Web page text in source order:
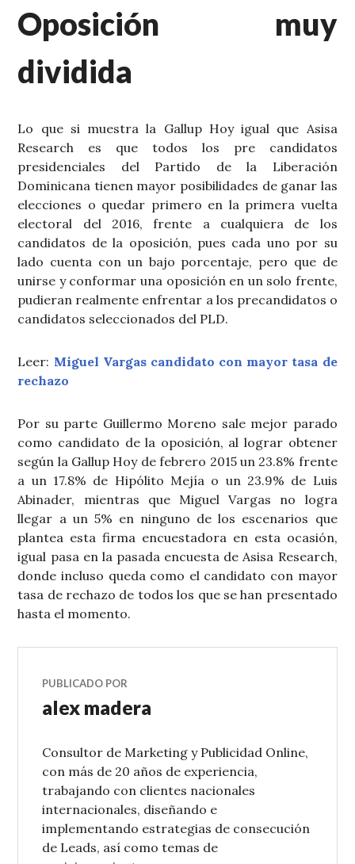
Oposición muy
dividida
Lo que si muestra la Gallup Hoy igual que Asisa
Research es que todos los pre candidatos
presidenciales del Partido de la Liberación
Dominicana tienen mayor posibilidades de ganar las
elecciones o quedar primero en la primera vuelta
electoral del 2016, frente a cualquiera de los
candidatos de la oposición, pues cada uno por su
lado cuenta con un bajo porcentaje, pero que de
unirse y conformar una oposición en un solo frente,
pudieran realmente enfrentar a los precandidatos o
candidatos seleccionados del PLD.
Leer: Miguel Vargas candidato con mayor tasa de
rechazo
Por su parte Guillermo Moreno sale mejor parado
como candidato de la oposición, al lograr obtener
según la Gallup Hoy de febrero 2015 un 23.8% frente
a un 17.8% de Hipólito Mejía o un 23.9% de Luis
Abinader, mientras que Miguel Vargas no logra
llegar a un 5% en ninguno de los escenarios que
plantea esta firma encuestadora en esta ocasión,
igual pasa en la pasada encuesta de Asisa Research,
donde incluso queda como el candidato con mayor
tasa de rechazo de todos los que se han presentado
hasta el momento.
PUBLICADO POR
alex madera
Consultor de Marketing y Publicidad Online,
con más de 20 años de experiencia,
trabajando con clientes nacionales
internacionales, diseñando e
implementando estrategias de consecución
de Leads, así como temas de